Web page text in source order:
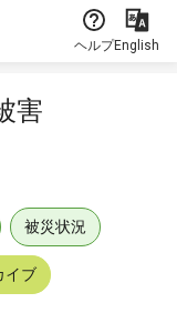
ヘルプEnglish
害
被災状況
イブ